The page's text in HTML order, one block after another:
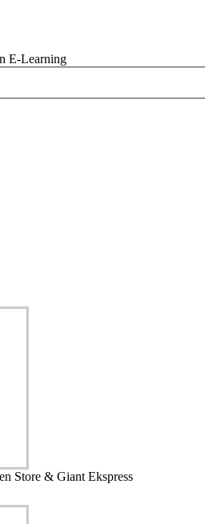
E-Learning
Store & Giant Ekspress